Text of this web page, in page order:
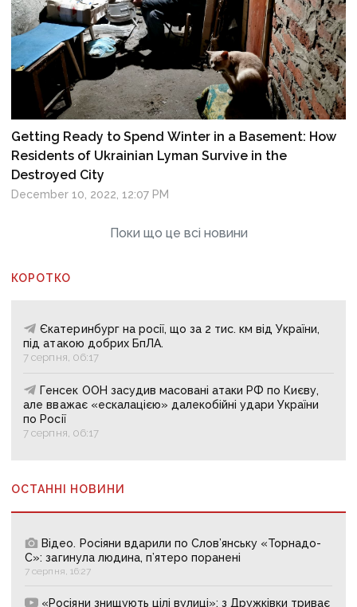
Getting Ready to Spend Winter in a Basement: How
Residents of Ukrainian Lyman Survive in the
Destroyed City
December 10, 2022, 12:07 PM
Поки що це всі новини
КОРОТКО
Єкатеринбург на росії, що за 2 тис. км від України,
під атакою добрих БпЛА.
7 серпня, 06:17
Генсек ООН засудив масовані атаки РФ по Києву,
але вважає «ескалацією» далекобійні удари України
по Росії
7 серпня, 06:17
ОСТАННІ НОВИНИ
Відео. Росіяни вдарили по Слов’янську «Торнадо-
С»: загинула людина, п’ятеро поранені
7 серпня, 16:27
«Росіяни знищують цілі вулиці»: з Дружківки триває